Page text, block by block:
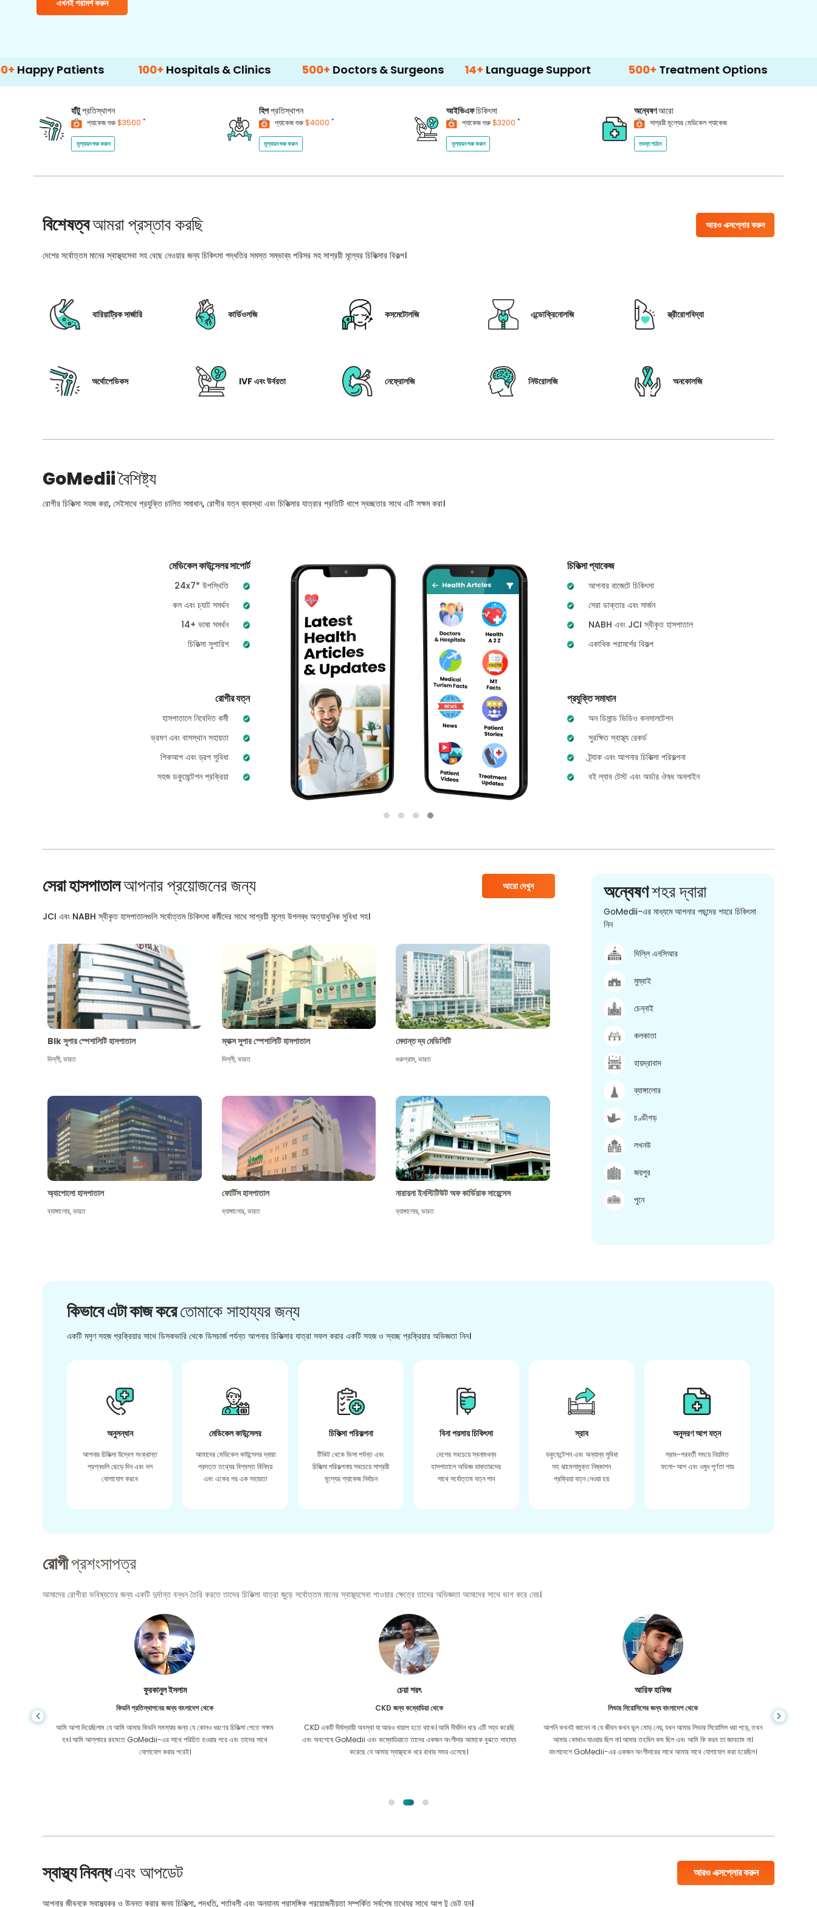
এখনই পরামর্শ করুন
100+ Hospitals & Clinics 500+ Doctors & Surgeons 14+Language Support 500+ Treatment Options
হাঁটুপ্রতিস্থাপন
প্যাকেজ শুরু$3500 *
মূল্যায়ন শুরু করুন
হিপপ্রতিস্থাপন
প্যাকেজ শুরু$4000 *
মূল্যায়ন শুরু করুন
আইভিএফচিকিৎসা
প্যাকেজ শুরু$3200 *
মূল্যায়ন শুরু করুন
অন্বেষণআরো
সাশ্রয়ী মূল্যের মেডিকেল প্যাকেজ
তদন্ত পাঠান
বিশেষত্বআমরা প্রস্তাব করছি আরও এক্সপ্লোর করুন
দেশের সর্বোত্তম মানের স্বাস্থ্যসেবা সহ বেছে নেওয়ার জন্য চিকিৎসা পদ্ধতির সমস্ত সম্ভাব্য পরিসর সহ সাশ্রয়ী মূল্যের চিকিত্সার বিকল্প।
বারিয়াট্রিক সার্জারি কার্ডিওলজি কসমেটোলজি এন্ডোক্রিনোলজি স্ত্রীরোগবিদ্যা
অর্থোপেডিকস IVF এবং উর্বরতা নেফ্রোলজি নিউরোলজি অনকোলজি
GoMediiবৈশিষ্ট্য
রোগীর চিকিত্সা সহজ করা, সেইসাথে প্রযুক্তি চালিত সমাধান, রোগীর যত্ন ব্যবস্থা এবং চিকিত্সার যাত্রার প্রতিটি ধাপে স্বচ্ছতার সাথে এটি সক্ষম করা।
মেডিকেল কাউন্সেলর সাপোর্ট
24x7* উপস্থিতি
কল এবং চ্যাট সমর্থন
14+ ভাষা সমর্থন
চিকিত্সা সুপারিশ
রোগীর যত্ন
হাসপাতালে নিবেদিত কর্মী
ভ্রমণ এবং বাসস্থান সহায়তা
পিকআপ এবং ড্রপ সুবিধা
সহজ ডকুমেন্টেশন প্রক্রিয়া
চিকিত্সা প্যাকেজ
আপনার বাজেটে চিকিৎসা
সেরা ডাক্তার এবং সার্জন
NABH এবং JCI স্বীকৃত হাসপাতাল
একাধিক পরামর্শের বিকল্প
প্রযুক্তি সমাধান
অন ডিমান্ড ভিডিও কনসালটেশন
সুরক্ষিত স্বাস্থ্য রেকর্ড
ট্র্যাক এবং আপনার চিকিত্সা পরিকল্পনা
বই ল্যাব টেস্ট এবং অর্ডার ঔষধ অনলাইন
সেরা হাসপাতালআপনার প্রয়োজনের জন্য আরো দেখুন
JCI এবং NABH স্বীকৃত হাসপাতালগুলি সর্বোত্তম চিকিৎসা কর্মীদের সাথে সাশ্রয়ী মূল্যে উপলব্ধ অত্যাধুনিক সুবিধা সহ।
Blk সুপার স্পেশালিটি হাসপাতাল
দিল্লী,ভারত
ম্যাক্স সুপার স্পেশালিটি হাসপাতাল
দিল্লী,ভারত
মেদান্ত দ্য মেডিসিটি
গুরুগ্রাম,ভারত
অ্যাপোলো হাসপাতাল
ব্যাঙ্গালোর,ভারত
ফোর্টিস হাসপাতাল
ব্যাঙ্গালোর,ভারত
নারায়না ইনস্টিটিউট অফ কার্ডিয়াক সায়েন্সেস
ব্যাঙ্গালোর,ভারত
অন্বেষণশহর দ্বারা
GoMedii-এর মাধ্যমে আপনার পছন্দের শহরে চিকিৎসা
নিন
দিল্লি এনসিআর
মুম্বাই
চেন্নাই
কলকাতা
হায়দ্রাবাদ
ব্যাঙ্গালোর
চণ্ডীগড়
লখনউ
জয়পুর
পুনে
কিভাবে এটা কাজ করেতোমাকে সাহায্যর জন্য
একটি মসৃণ সহজ প্রক্রিয়ার সাথে ডিসকভারি থেকে ডিসচার্জ পর্যন্ত আপনার চিকিত্সার যাত্রা সফল করার একটি সহজ ও স্বচ্ছ প্রক্রিয়ার অভিজ্ঞতা নিন।
অনুসন্ধান
আপনার চিকিত্সা উদ্বেগ সংক্রান্ত
প্রশ্নগুলি ছেড়ে দিন এবং দল
যোগাযোগ করবে
মেডিকেল কাউন্সেলর
আমাদের মেডিকেল কাউন্সেলর দ্বারা
প্রদত্ত তথ্যের বিশ্বস্ত বিনিময়
এবং একের পর এক সহায়তা
চিকিত্সা পরিকল্পনা
টিকিট থেকে ভিসা পর্যন্ত এবং
চিকিত্সা পরিকল্পনায় সবচেয়ে সাশ্রয়ী
মূল্যের প্যাকেজ নির্বাচন
বিনা পয়সায় চিকিৎসা
দেশের সবচেয়ে স্বনামধন্য
হাসপাতালে অভিজ্ঞ ডাক্তারদের
সাথে সর্বোত্তম যত্ন পান
স্রাব
ডকুমেন্টেশন এবং অন্যান্য সুবিধা
সহ ঝামেলামুক্ত নিষ্কাশন
প্রক্রিয়া যত্ন নেওয়া হয়
অনুসরণ আপ যত্ন
স্রাব-পরবর্তী সময়ে নিয়মিত
ফলো-আপ এবং ওষুধ পূর্ণতা পায়
রোগীপ্রশংসাপত্র
আমাদের রোগীরা ভবিষ্যতের জন্য একটি দুর্দান্ত বন্ধন তৈরি করতে তাদের চিকিত্সা যাত্রা জুড়ে সর্বোত্তম মানের স্বাস্থ্যসেবা পাওয়ার ক্ষেত্রে তাদের অভিজ্ঞতা আমাদের সাথে ভাগ করে নেয়।
ফুরকানুল ইসলাম
কিডনি প্রতিস্থাপনের জন্য বাংলাদেশ থেকে
আমি আশা দিয়েছিলাম যে আমি আমার কিডনি সমস্যার জন্য যে কোনও ধরণের চিকিত্সা পেতে সক্ষম
হব। আমি আল্লাহর রহমতে GoMedii-এর সাথে পরিচিত হওয়ার পরে এবং তাদের সাথে
যোগাযোগ করার পরেই।
চেয়া শরৎ
CKD জন্য কম্বোডিয়া থেকে
CKD একটি দীর্ঘস্থায়ী অবস্থা যা আরও খারাপ হতে থাকে। আমি দীর্ঘদিন ধরে এটি সহ্য করেছি
এবং অবশেষে GoMedii এবং কম্বোডিয়াতে তাদের একজন অংশীদার আমাকে বুঝতে সাহায্য
করেছে যে আমার স্বাস্থ্যকে ধরে রাখার সময় এসেছে।
আরিফ হাফিজ
লিভার সিরোসিসের জন্য বাংলাদেশ থেকে
আপনি কখনই জানেন না যে জীবন কখন ভুল মোড় নেয়, যখন আমার লিভার সিরোসিস ধরা পড়ে, তখন
আমার কোথাও যাওয়ার ছিল না। আমার তহবিল কম ছিল এবং আমি কি করব তা জানতাম না।
বাংলাদেশে GoMedii-এর একজন অংশীদারের সাথে আমার সাথে যোগাযোগ করা হয়েছিল।
স্বাস্থ্য নিবন্ধএবং আপডেট আরও এক্সপ্লোর করুন
আপনার জীবনকে স্বাস্থ্যকর ও উন্নত করার জন্য চিকিত্সা, পদ্ধতি, শর্তাবলী এবং অন্যান্য প্রাসঙ্গিক প্রয়োজনীয়তা সম্পর্কিত সর্বশেষ তথ্যের সাথে আপ টু ডেট হন।